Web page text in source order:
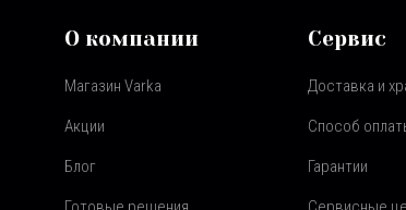
О компании
Магазин Varka
Акции
Блог
Сервис
Доставка и
Способ
Гарантии